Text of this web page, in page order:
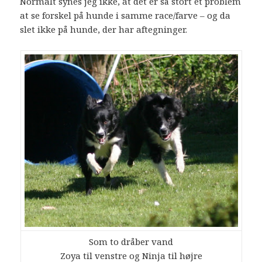
at se forskel på hunde i samme race/farve – og da
slet ikke på hunde, der har aftegninger.
Som to dråber vand
Zoya til venstre og Ninja til højre